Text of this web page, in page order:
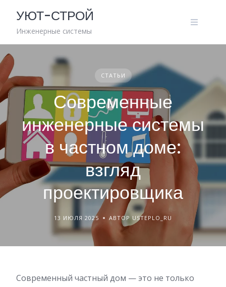
content
УЮТ-СТРОЙ
Инженерные системы
СТАТЬИ
Современные
инженерные системы
в частном доме:
взгляд
проектировщика
13 ИЮЛЯ 2025 АВТОР USTEPLO_RU
Современный частный дом — это не только